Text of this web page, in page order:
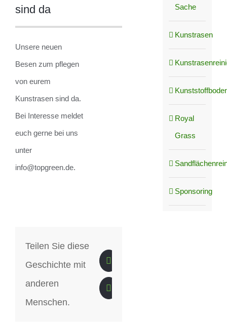
sind da
Unsere neuen
Besen zum pflegen
von eurem
Kunstrasen sind da.
Bei Interesse meldet
euch gerne bei uns
unter
info@topgreen.de.
Teilen Sie diese
Geschichte mit
anderen
Menschen.
Sache
Kunstrasen
Royal
Grass
Sponsoring